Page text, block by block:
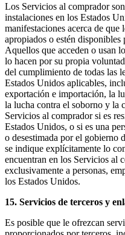
Los Servicios al comprador
instalaciones en los Estados
manifestaciones acerca de que
apropiados o estén disponibles
Aquellos que acceden o usan
lo hacen por su propia
del cumplimiento de todas las
Estados Unidos aplicables,
exportación e importación, la
la lucha contra el soborno y la
Servicios al comprador si es
Estados Unidos, o si es una
o desestimada por el gobierno
se indique explícitamente lo
encuentran en los Servicios al
exclusivamente a personas,
los Estados Unidos.
15. Servicios de terceros y
Es posible que le ofrezcan